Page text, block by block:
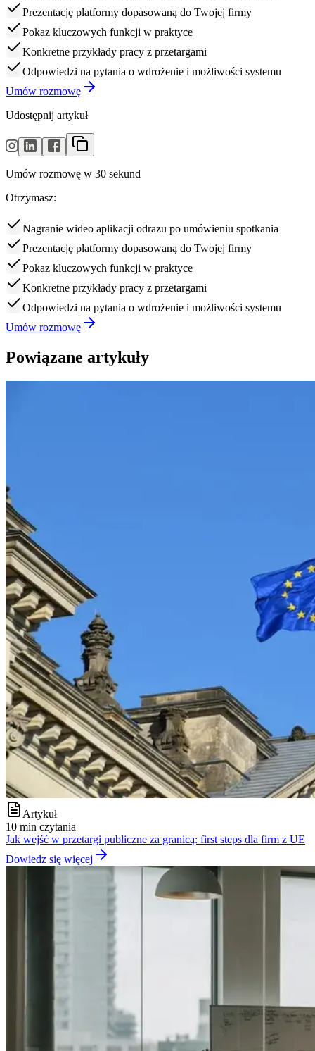
Prezentację platformy dopasowaną do Twojej firmy
Pokaz kluczowych funkcji w praktyce
Konkretne przykłady pracy z przetargami
Odpowiedzi na pytania o wdrożenie i możliwości systemu
Umów rozmowę
Udostępnij artykuł
Umów rozmowę w 30 sekund
Otrzymasz:
Nagranie wideo aplikacji odrazu po umówieniu spotkania
Prezentację platformy dopasowaną do Twojej firmy
Pokaz kluczowych funkcji w praktyce
Konkretne przykłady pracy z przetargami
Odpowiedzi na pytania o wdrożenie i możliwości systemu
Umów rozmowę
Powiązane artykuły
Artykuł
10 min czytania
Jak wejść w przetargi publiczne za granicą: first steps dla firm z UE
Dowiedz się więcej